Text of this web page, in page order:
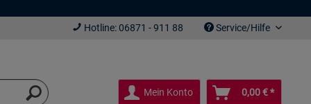
Hotline: 06871 - 911 88 Service/Hilfe
Mein Konto 0,00 € *